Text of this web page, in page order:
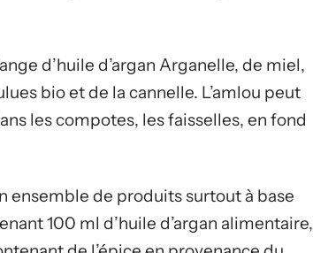
d’huile d’argan Arganelle, de miel,
bio et de la cannelle. L’amlou peut
les compotes, les faisselles, en fond
ensemble de produits surtout à base
100 ml d’huile d’argan alimentaire,